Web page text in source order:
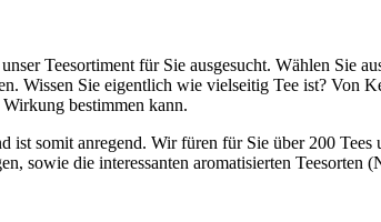
Teesortiment für Sie ausgesucht. Wählen Sie
Wissen Sie eigentlich wie vielseitig Tee ist? Von
bestimmen kann.
somit anregend. Wir füren für Sie über 200 Tees
sowie die interessanten aromatisierten Teesorten